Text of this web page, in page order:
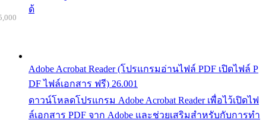
ด้
Adobe Acrobat Reader (โปรแกรมอ่านไฟล์ PDF เปิดไฟล์ P
DF ไฟล์เอกสาร ฟรี) 26.001
ดาวน์โหลดโปรแกรม Adobe Acrobat Reader เพื่อไว้เปิดไฟ
ล์เอกสาร PDF จาก Adobe และช่วยเสริมสำหรับกับการทำ